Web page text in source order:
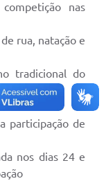
nas
rua, natação e
tradicional do
participação de
nos dias 24 e